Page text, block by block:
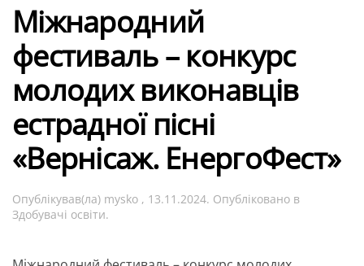
Міжнародний
фестиваль – конкурс
молодих виконавців
естрадної пісні
«Вернісаж. ЕнергоФест»
Опублікував(ла) mysko , 13.11.2024. Опубліковано в
Здобувачі освіти.